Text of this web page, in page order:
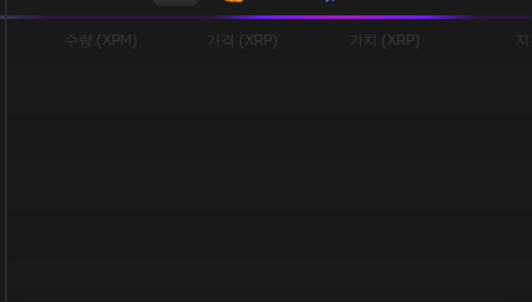
수량 (XPM) 가격 (XRP) 가치 (XRP)